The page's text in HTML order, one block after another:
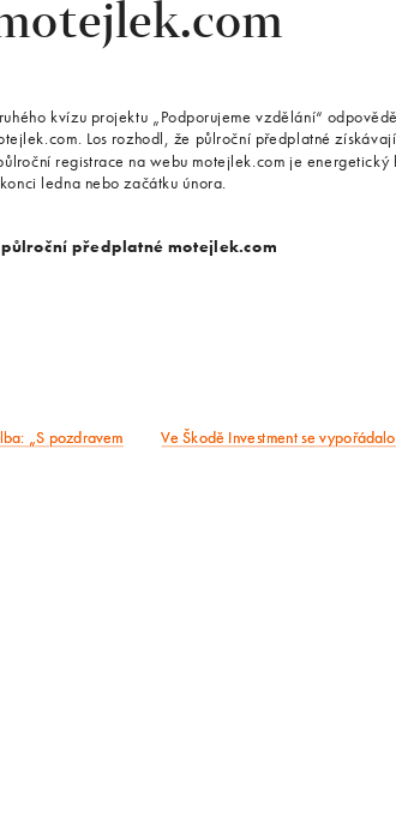
kvízu projektu „Podporujeme vzdělání“
Los rozhodl, že půlroční předplatné
registrace na webu motejlek.com je energetický
ledna nebo začátku února.
předplatné motejlek.com
„S pozdravem
Následující
Ve Škodě Investment se